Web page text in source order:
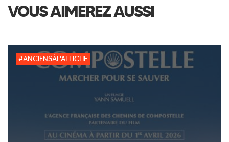
VOUS AIMEREZ AUSSI
#ANCIENSÀL'AFFICHE